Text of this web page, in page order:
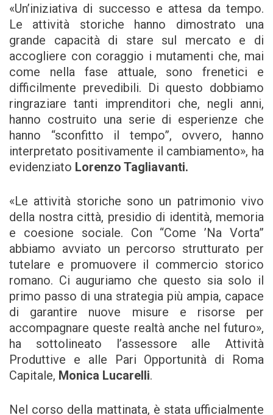
«Un’iniziativa di successo e attesa da tempo.
Le attività storiche hanno dimostrato una
grande capacità di stare sul mercato e di
accogliere con coraggio i mutamenti che, mai
come nella fase attuale, sono frenetici e
difficilmente prevedibili. Di questo dobbiamo
ringraziare tanti imprenditori che, negli anni,
hanno costruito una serie di esperienze che
hanno “sconfitto il tempo”, ovvero, hanno
interpretato positivamente il cambiamento», ha
evidenziato Lorenzo Tagliavanti.
«Le attività storiche sono un patrimonio vivo
della nostra città, presidio di identità, memoria
e coesione sociale. Con “Come ’Na Vorta”
abbiamo avviato un percorso strutturato per
tutelare e promuovere il commercio storico
romano. Ci auguriamo che questo sia solo il
primo passo di una strategia più ampia, capace
di garantire nuove misure e risorse per
accompagnare queste realtà anche nel futuro»,
ha sottolineato l’assessore alle Attività
Produttive e alle Pari Opportunità di Roma
Capitale, Monica Lucarelli.
Nel corso della mattinata, è stata ufficialmente